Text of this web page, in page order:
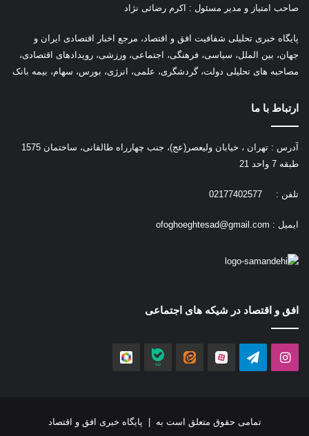
صاحب امتیاز و مدیر مسئول : اکرم رضائی نژاد
پایگاه خبری تحلیلی شفافیت افق و اقتصاد، مرجع اخبار اقتصادی ایران و
جهان، بین الملل، سیاسی، فرهنگی، اجتماعی، ورزشی، رویدادهای اقتصادی،
مصاحبه های تحلیلی دولت، گردشگری، علمی، انرژی، بورس، سهام، بیمه بانک
ارتباط با ما
آدرس : تهران ، خیابان ولیعصر(عج)، جنب چهارراه طالقانی، ساختمان 1575
طبقه 7 واحد 21
تلفن : 02177402577
ایمیل : ofoghoeghtesad@gmail.com
افق و اقتصاد در شیکه های اجتماعی
اینستاگرامتلگرام آپارات ایتا بله
تمامی حقوق متعلق است به | پایگاه خبری افق و اقتصاد